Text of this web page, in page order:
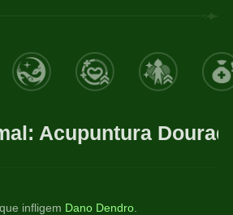
Acupuntura
infligem Dano Dendro